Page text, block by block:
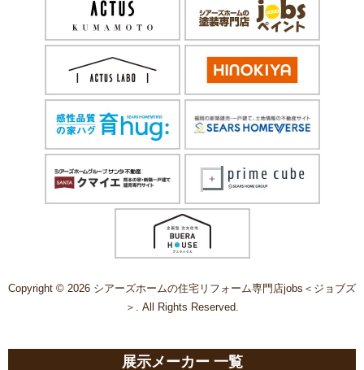
Copyright © 2026 シアーズホームの住宅リフォーム専門店jobs＜ジョブズ
＞. All Rights Reserved.
展示メーカー 一覧